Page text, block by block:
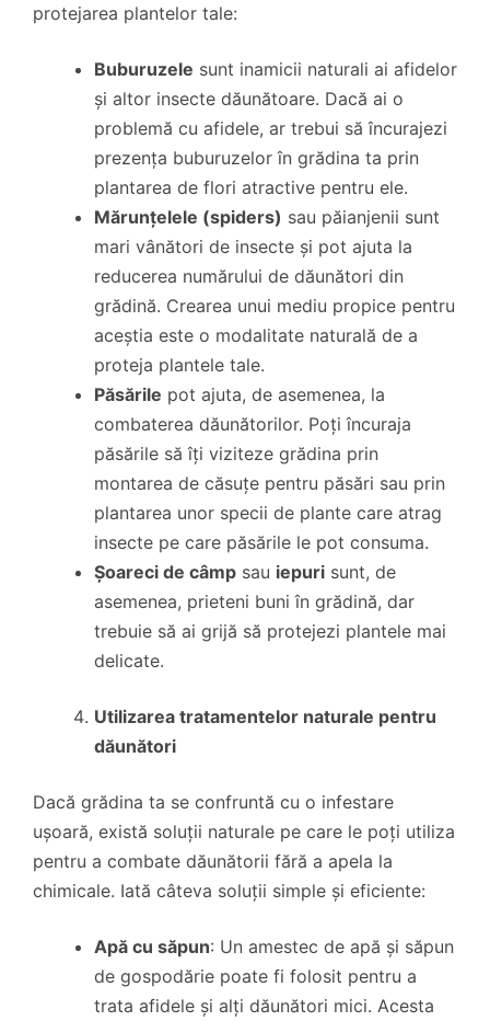
protejarea plantelor tale:
Buburuzele sunt inamicii naturali ai afidelor
și altor insecte dăunătoare. Dacă ai o
problemă cu afidele, ar trebui să încurajezi
prezența buburuzelor în grădina ta prin
plantarea de flori atractive pentru ele.
Mărunțelele (spiders) sau păianjenii sunt
mari vânători de insecte și pot ajuta la
reducerea numărului de dăunători din
grădină. Crearea unui mediu propice pentru
aceștia este o modalitate naturală de a
proteja plantele tale.
Păsările pot ajuta, de asemenea, la
combaterea dăunătorilor. Poți încuraja
păsările să îți viziteze grădina prin
montarea de căsuțe pentru păsări sau prin
plantarea unor specii de plante care atrag
insecte pe care păsările le pot consuma.
Șoareci de câmp sau iepuri sunt, de
asemenea, prieteni buni în grădină, dar
trebuie să ai grijă să protejezi plantele mai
delicate.
Utilizarea tratamentelor naturale pentru
dăunători
Dacă grădina ta se confruntă cu o infestare
ușoară, există soluții naturale pe care le poți utiliza
pentru a combate dăunătorii fără a apela la
chimicale. Iată câteva soluții simple și eficiente:
Apă cu săpun: Un amestec de apă și săpun
de gospodărie poate fi folosit pentru a
trata afidele și alți dăunători mici. Acesta